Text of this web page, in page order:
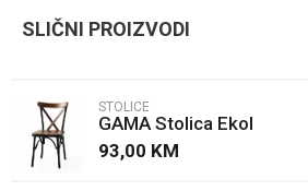
Poruka
SLIČNI PROIZVODI
STOLICE
GAMA Stolica Ekol
93,00 KM